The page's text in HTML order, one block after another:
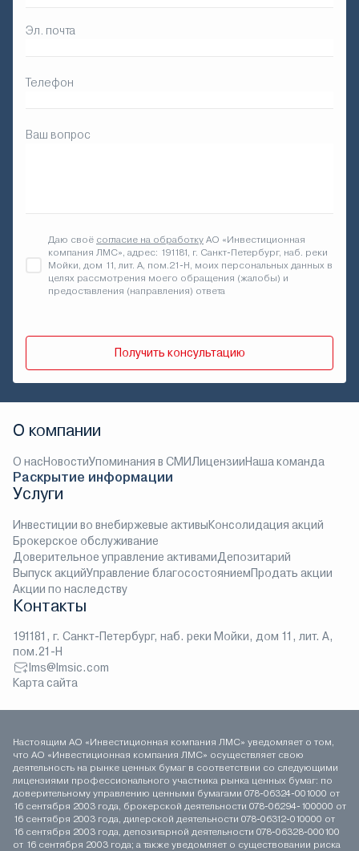
Эл. почта
Телефон
Ваш вопрос
Даю своё согласие на обработку АО «Инвестиционная
компания ЛМС», адрес: 191181, г. Санкт-Петербург, наб. реки
Мойки, дом 11, лит. А, пом.21-Н, моих персональных данных в
целях рассмотрения моего обращения (жалобы) и
предоставления (направления) ответа
Получить консультацию
О компании
О насНовостиУпоминания в СМИЛицензииНаша команда
Раскрытие информации
Услуги
Инвестиции во внебиржевые активыКонсолидация акций
Брокерское обслуживание
Доверительное управление активамиДепозитарий
Выпуск акцийУправление благосостояниемПродать акции
Акции по наследству
Контакты
191181, г. Санкт-Петербург, наб. реки Мойки, дом 11, лит. А,
пом.21-Н
lms@lmsic.com
Карта сайта
Настоящим АО «Инвестиционная компания ЛМС» уведомляет о том,
что АО «Инвестиционная компания ЛМС» осуществляет свою
деятельность на рынке ценных бумаг в соответствии со следующими
лицензиями профессионального участника рынка ценных бумаг: по
доверительному управлению ценными бумагами 078-06324-001000 от
16 сентября 2003 года, брокерской деятельности 078-06294-100000 от
16 сентября 2003 года, дилерской деятельности 078-06312-010000 от
16 сентября 2003 года, депозитарной деятельности 078-06328-000100
от 16 сентября 2003 года; а также уведомляет о существовании риска